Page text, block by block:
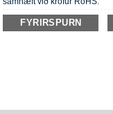
FYRIRSPURN